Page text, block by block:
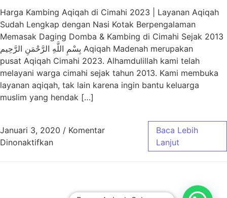
Harga Kambing Aqiqah di Cimahi 2023 | Layanan Aqiqah
Sudah Lengkap dengan Nasi Kotak Berpengalaman
Memasak Daging Domba & Kambing di Cimahi Sejak 2013
بِسْمِ اللَّهِ الرَّحْمَنِ الرَّحِيم Aqiqah Madenah merupakan
pusat Aqiqah Cimahi 2023. Alhamdulillah kami telah
melayani warga cimahi sejak tahun 2013. Kami membuka
layanan aqiqah, tak lain karena ingin bantu keluarga
muslim yang hendak […]
Januari 3, 2020 / Komentar
Dinonaktifkanpada Harga Paket Aqiqah Cimahi – Aqiqah
Baca Lebih
Lanjut